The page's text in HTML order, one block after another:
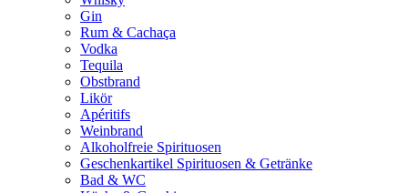
Gin
Rum & Cachaça
Vodka
Tequila
Obstbrand
Likör
Apéritifs
Weinbrand
Alkoholfreie Spirituosen
Geschenkartikel Spirituosen & Getränke
Bad & WC